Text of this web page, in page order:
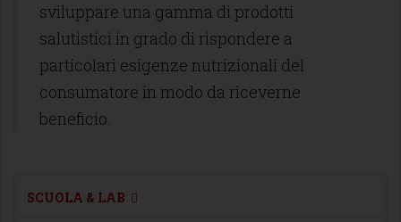
sviluppare una gamma di prodotti
salutistici in grado di rispondere a
particolari esigenze nutrizionali del
consumatore in modo da riceverne
beneficio.
SCUOLA & LAB